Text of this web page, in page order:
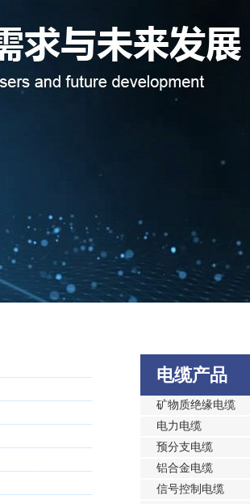
电缆产品
矿物质绝缘电缆
电力电缆
预分支电缆
铝合金电缆
信号控制电缆